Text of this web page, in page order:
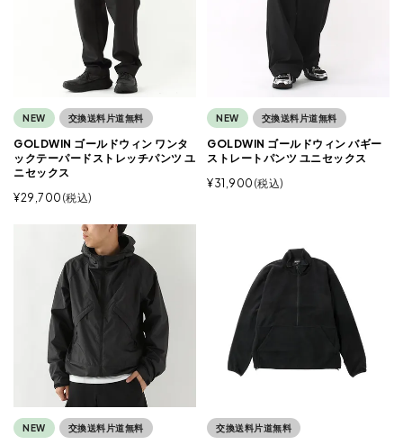
NEW 交換送料片道無料
GOLDWIN ゴールドウィン ワンタ
ックテーパードストレッチパンツ ユ
ニセックス
¥29,700 税込
NEW 交換送料片道無料
GOLDWIN ゴールドウィン バギー
ストレートパンツ ユニセックス
¥31,900 税込
NEW 交換送料片道無料 交換送料片道無料